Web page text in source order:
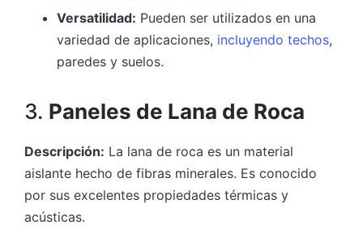
Versatilidad: Pueden ser utilizados en una
variedad de aplicaciones, incluyendo techos,
paredes y suelos.
3. Paneles de Lana de Roca
Descripción: La lana de roca es un material
aislante hecho de fibras minerales. Es conocido
por sus excelentes propiedades térmicas y
acústicas.